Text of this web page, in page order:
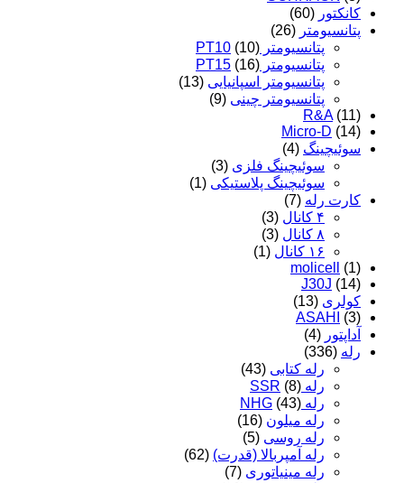
کانکتور (60)
پتانسیومتر (26)
پتانسیومتر PT10 (10)
پتانسیومتر PT15 (16)
پتانسیومتر اسپانیایی (13)
پتانسیومتر چینی (9)
R&A (11)
Micro-D (14)
سوئیچینگ (4)
سوئیچینگ فلزی (3)
سوئیچینگ پلاستیکی (1)
کارت رله (7)
۴ کانال
(3)
۸ کانال
(3)
۱۶ کانال
(1)
molicell
(1)
J30J (14)
کولری (13)
ASAHI
(3)
آداپتور (4)
رله (336)
رله کتابی (43)
رله SSR (8)
رله NHG (43)
رله میلون (16)
رله روسی (5)
رله آمپربالا (قدرت) (62)
رله مینیاتوری (7)